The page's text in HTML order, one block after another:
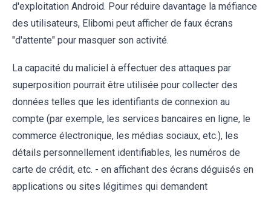
d'exploitation Android. Pour réduire davantage la méfiance
des utilisateurs, Elibomi peut afficher de faux écrans
"d'attente" pour masquer son activité.
La capacité du maliciel à effectuer des attaques par
superposition pourrait être utilisée pour collecter des
données telles que les identifiants de connexion au
compte (par exemple, les services bancaires en ligne, le
commerce électronique, les médias sociaux, etc.), les
détails personnellement identifiables, les numéros de
carte de crédit, etc. - en affichant des écrans déguisés en
applications ou sites légitimes qui demandent